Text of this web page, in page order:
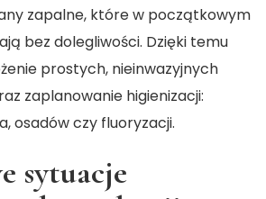
zapalne, które w początkowym
bez dolegliwości. Dzięki temu
prostych, nieinwazyjnych
zaplanowanie higienizacji:
osadów czy fluoryzacji.
sytuacje